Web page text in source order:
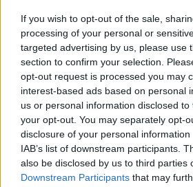
If you wish to opt-out of the sale,
processing of your personal or
targeted advertising by us, please use
section to confirm your selection.
opt-out request is processed you may
interest-based ads based on personal
us or personal information disclosed
your opt-out. You may separately opt-
disclosure of your personal
IAB’s list of downstream participants.
also be disclosed by us to third parties
Downstream Participants that may
nyelvoktatás a migrációs
számára, de digitális
létrehoznak majd. A Zöldek
kezdeményezett
hangsúlyosan szerepel a
amely előirányozza, hogy
Ausztriának 2040-ig